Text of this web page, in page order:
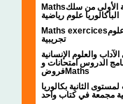
Mathsالسنة الأولى من سلك
الباكالوريا علوم رياضية
Maths exercicesالسنة الأولى علوم
تجريبية
الآداب والعلوم الإنسانية
الدروس امتحانات و
فروضMaths
لمستوى الثانية بكالوريا
مجمعة في كتاب واحد